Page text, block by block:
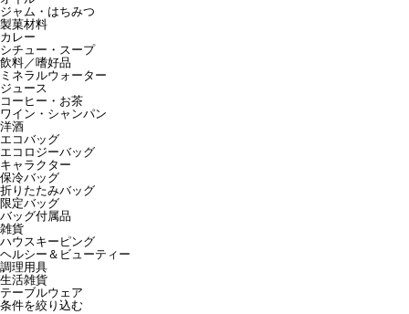
ジャム・はちみつ
製菓材料
カレー
シチュー・スープ
飲料／嗜好品
ミネラルウォーター
ジュース
コーヒー・お茶
ワイン・シャンパン
洋酒
エコバッグ
エコロジーバッグ
キャラクター
保冷バッグ
折りたたみバッグ
限定バッグ
バッグ付属品
雑貨
ハウスキーピング
ヘルシー＆ビューティー
調理用具
生活雑貨
テーブルウェア
条件を絞り込む